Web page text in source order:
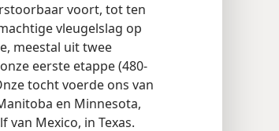
voort, tot ten
vleugelslag op
meestal uit twee
eerste etappe (480-
tocht voerde ons van
en Minnesota,
van Mexico, in Texas.